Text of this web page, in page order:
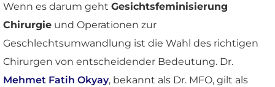
Wenn es darum geht Gesichtsfeminisierung
Chirurgie und Operationen zur
Geschlechtsumwandlung ist die Wahl des richtigen
Chirurgen von entscheidender Bedeutung. Dr.
Mehmet Fatih Okyay, bekannt als Dr. MFO, gilt als